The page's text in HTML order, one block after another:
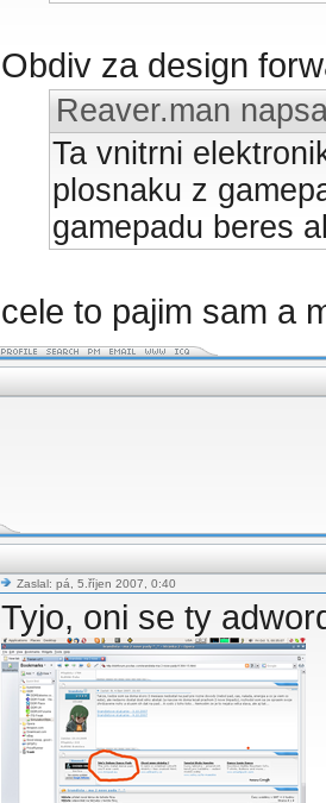
Obdiv za design
Reaver.man
Ta vnitrni
plosnaku z
gamepadu beres
cele to pajim sam a
Zaslal: pá, 5.říjen 2007, 0:40
Tyjo, oni se ty